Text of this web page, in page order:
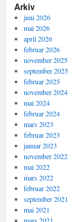
Arkiv
juni 2026
mai 2026
april 2026
februar 2026
november 2025
september 2025
februar 2025
november 2024
mai 2024
februar 2024
mars 2023
februar 2023
januar 2023
november 2022
mai 2022
mars 2022
februar 2022
september 2021
mai 2021